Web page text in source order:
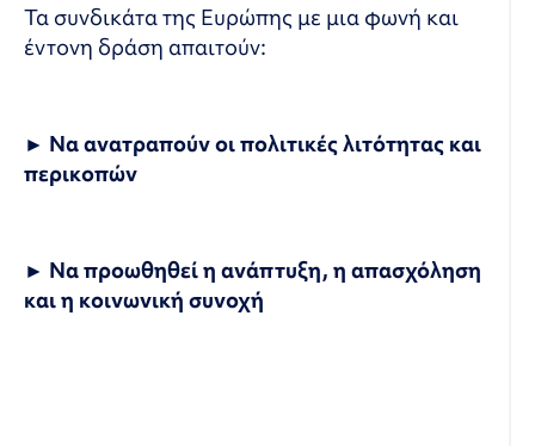
Τα συνδικάτα της Ευρώπης με μια φωνή και
έντονη δράση απαιτούν:
► Να ανατραπούν οι πολιτικές λιτότητας και
περικοπών
► Να προωθηθεί η ανάπτυξη, η απασχόληση
και η κοινωνική συνοχή